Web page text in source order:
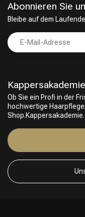
Friseurwahl
Kappersakademie
Ob Sie ein Profi in der
hochwertige
Abonnieren Sie
Bleibe auf dem